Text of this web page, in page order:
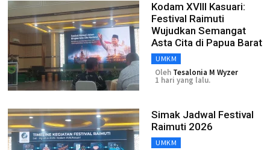
Kodam XVIII Kasuari:
Festival Raimuti
Wujudkan Semangat
Asta Cita di Papua Barat
UMKM
Oleh Tesalonia M Wyzer
1 hari yang lalu.
Simak Jadwal Festival
Raimuti 2026
UMKM